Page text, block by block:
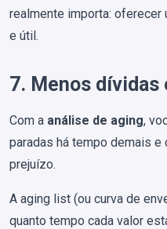
realmente importa: oferecer
e útil.
7. Menos dívidas
Com a análise de aging,
paradas há tempo demais
prejuízo.
A aging list (ou curva de
quanto tempo cada valor